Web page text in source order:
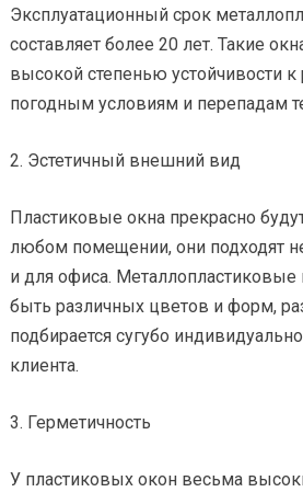
Эксплуатационный срок
составляет более 20 лет. Такие
высокой степенью устойчивости
погодным условиям и перепадам
2. Эстетичный внешний вид
Пластиковые окна прекрасно
любом помещении, они подходят
и для офиса. Металлопластиковые
быть различных цветов и форм,
подбирается сугубо
клиента.
3. Герметичность
У пластиковых окон весьма